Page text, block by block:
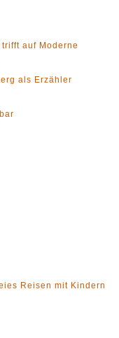
auf Moderne
als Erzähler
Reisen mit Kindern